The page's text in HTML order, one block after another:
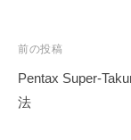
投
稿
ナ
前の投稿
Pentax Super-
法